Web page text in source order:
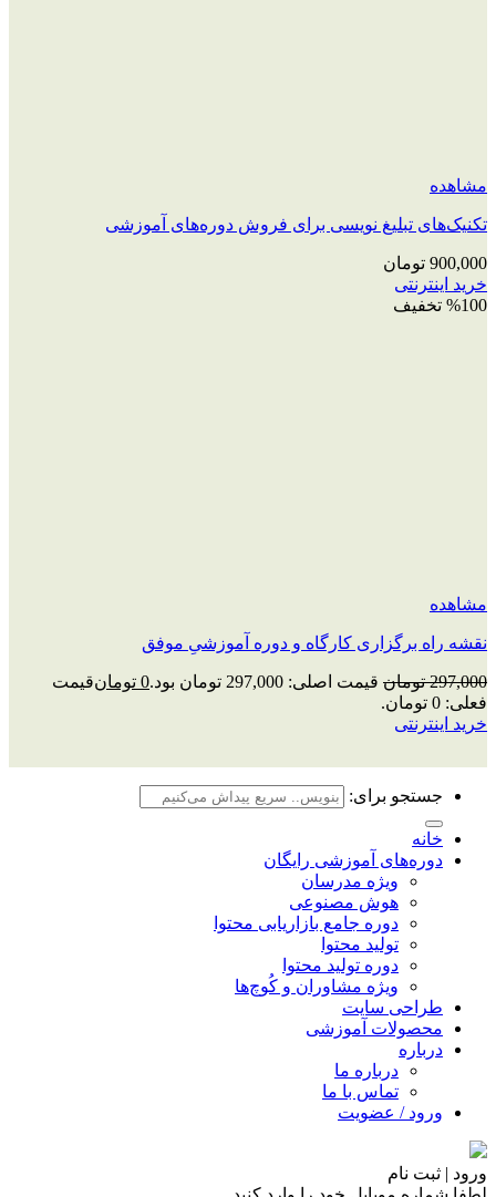
مشاهده
تکنیک‌های تبلیغ نویسی برای فروش دوره‌های آموزشی
900,000 تومان
خرید اینترنتی
%100 تخفیف
مشاهده
نقشه راه برگزاری کارگاه و دوره آموزشیِ موفق
297,000 تومان قیمت اصلی: 297,000 تومان بود. 0 تومانقیمت
فعلی: 0 تومان.
خرید اینترنتی
جستجو برای:
خانه
دوره‌های آموزشی رایگان
ویژه مدرسان
هوش مصنوعی
دوره جامع بازاریابی محتوا
تولید محتوا
دوره تولید محتوا
ویژه مشاوران و کُوچ‌ها
طراحی سایت
محصولات آموزشی
درباره
درباره ما
تماس با ما
ورود / عضویت
ورود | ثبت نام